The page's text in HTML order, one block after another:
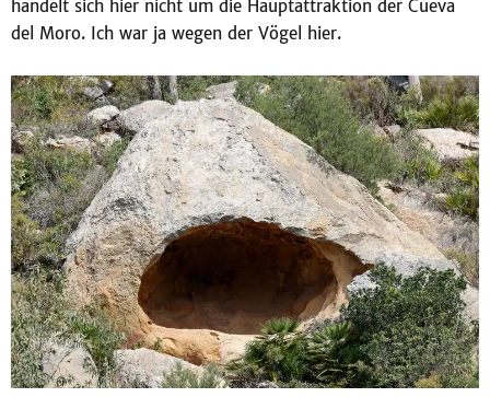
handelt sich hier nicht um die Hauptattraktion der Cueva
del Moro. Ich war ja wegen der Vögel hier.